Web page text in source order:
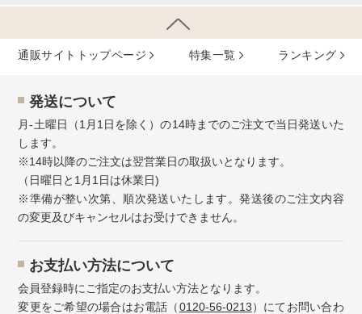
通販サイトトップページ 特集⼀覧 ランキング
発送について
月-土曜日（1月1日を除く）の14時までのご注文で当日発送いた
します。
※14時以降のご注文は翌営業日の取扱いとなります。
（日曜日と1月1日は休業日)
※準備が整い次第、順次発送いたします。発送後のご注文内容
の変更及びキャンセルはお受けできません。
お⽀払い⽅法について
会員登録時にご指定のお支払い方法となります。
変更をご希望の場合はお電話（0120-56-0213）にてお問い合わ